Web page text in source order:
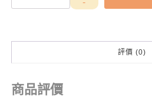
評價 (0)
商品評價